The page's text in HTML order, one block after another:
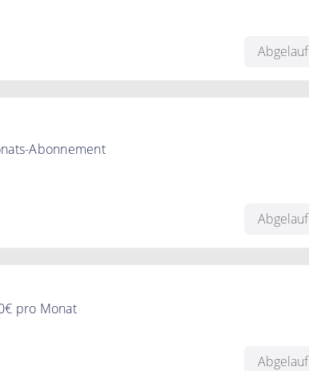
Abonnement
pro Monat